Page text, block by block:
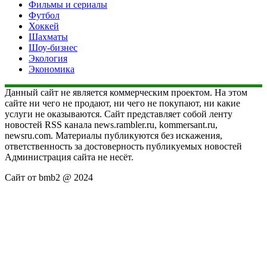
Фильмы и сериалы
Футбол
Хоккей
Шахматы
Шоу-бизнес
Экология
Экономика
Данный сайт не является коммерческим проектом. На этом
сайте ни чего не продают, ни чего не покупают, ни какие
услуги не оказываются. Сайт представляет собой ленту
новостей RSS канала news.rambler.ru, kommersant.ru,
newsru.com. Материалы публикуются без искажения,
ответственность за достоверность публикуемых новостей
Администрация сайта не несёт.
Сайт от bmb2 @ 2024